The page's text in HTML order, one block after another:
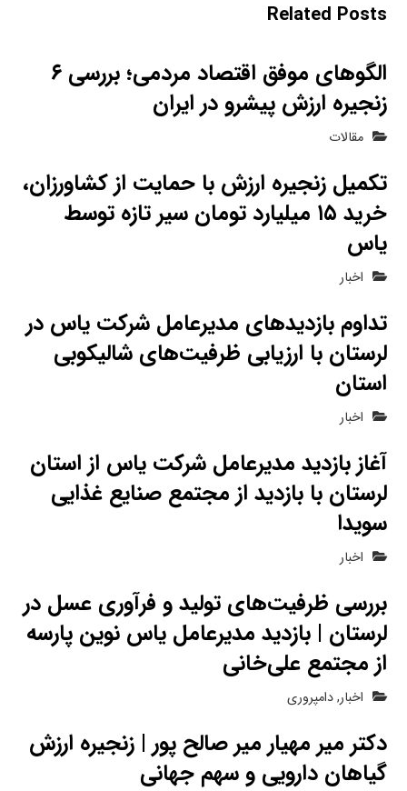
Related Posts
الگوهای موفق اقتصاد مردمی؛ بررسی ۶
زنجیره ارزش پیشرو در ایران
مقالات
تکمیل زنجیره ارزش با حمایت از کشاورزان،
خرید ۱۵ میلیارد تومان سیر تازه توسط
یاس
اخبار
تداوم بازدیدهای مدیرعامل شرکت یاس در
لرستان با ارزیابی ظرفیت‌های شالیکوبی
استان
اخبار
آغاز بازدید مدیرعامل شرکت یاس از استان
لرستان با بازدید از مجتمع صنایع غذایی
سویدا
اخبار
بررسی ظرفیت‌های تولید و فرآوری عسل در
لرستان | بازدید مدیرعامل یاس نوین پارسه
از مجتمع علی‌خانی
اخبار,دامپروری
دکتر میر مهیار میر صالح پور | زنجیره ارزش
گیاهان دارویی و سهم جهانی